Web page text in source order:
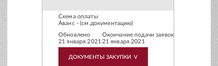
Схема оплаты
Аванс - (см.документацию)
Обновлено
21 января 2021
Окончание подачи заявок
21 января 2021
ДОКУМЕНТЫ ЗАКУПКИ V